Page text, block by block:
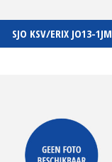
SJO KSV/ERIX JO13-1JM